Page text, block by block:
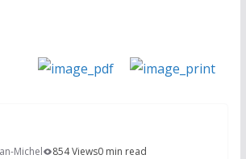
Michel 854 Views0 min read